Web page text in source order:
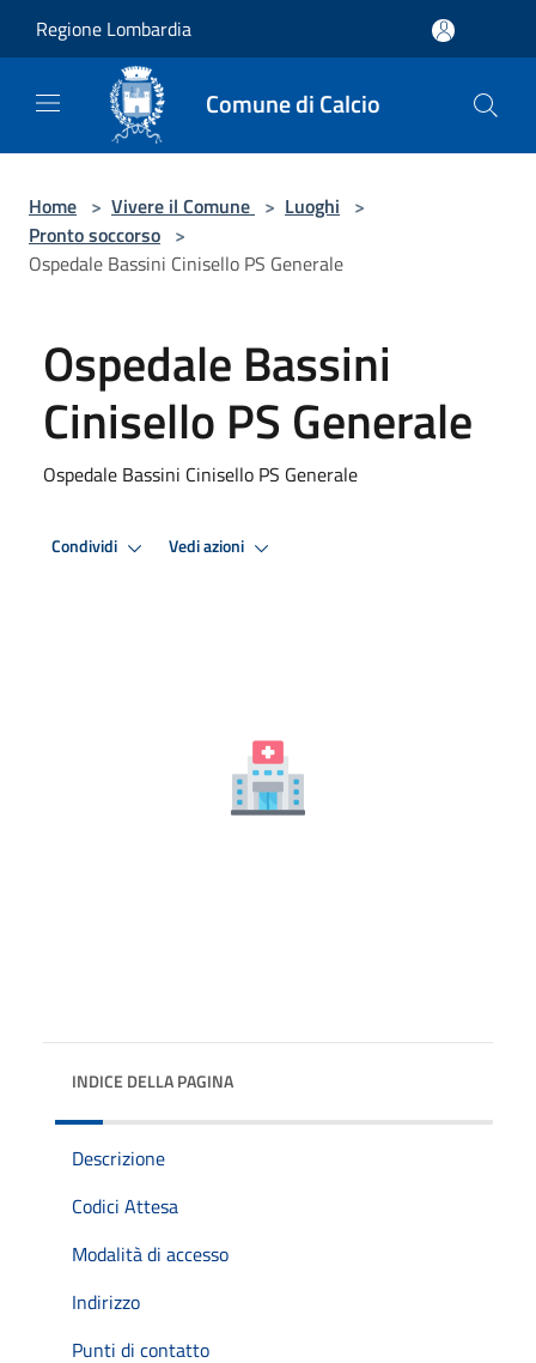
Regione Lombardia
Comune di Calcio
Home > Vivere il Comune > Luoghi >
Pronto soccorso >
Ospedale Bassini Cinisello PS Generale
Ospedale Bassini
Cinisello PS Generale
Ospedale Bassini Cinisello PS Generale
Condividi Vedi azioni
INDICE DELLA PAGINA
Descrizione
Codici Attesa
Modalità di accesso
Indirizzo
Punti di contatto